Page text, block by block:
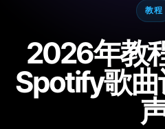
教程
2026年教
Spotify歌